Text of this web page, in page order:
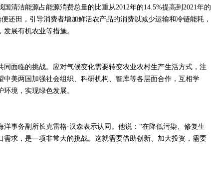
清洁能源占能源消费总量的比重从2012年的14.5%提高到2021年的
还田，引导消费者增加鲜活农产品的消费以减少运输和冷链能耗，
展有机农业等措施。
面临的挑战。应对气候变化需要转变农业农村生产生活方式，注
美两国加强社会组织、科研机构、智库等各层面合作，互相学
境，实现绿色发展。
务副所长克雷格·汉森表示认同。他说：“在降低污染、修复生
求，是一项非常大的挑战。这就需要借助创新、加大投资，需要